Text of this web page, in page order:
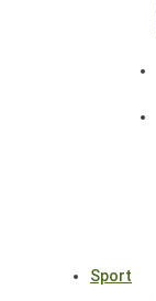
Sport